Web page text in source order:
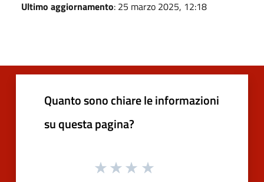
Ultimo aggiornamento: 25 marzo 2025, 12:18
Quanto sono chiare le informazioni
su questa pagina?